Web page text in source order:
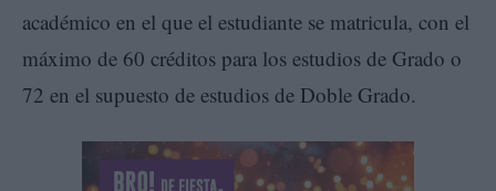
académico en el que el estudiante se matricula, con el
máximo de 60 créditos para los estudios de Grado o
72 en el supuesto de estudios de Doble Grado.